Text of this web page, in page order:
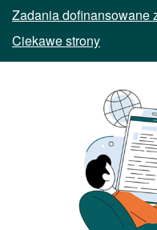
Zadania dofinansowane
Ciekawe strony